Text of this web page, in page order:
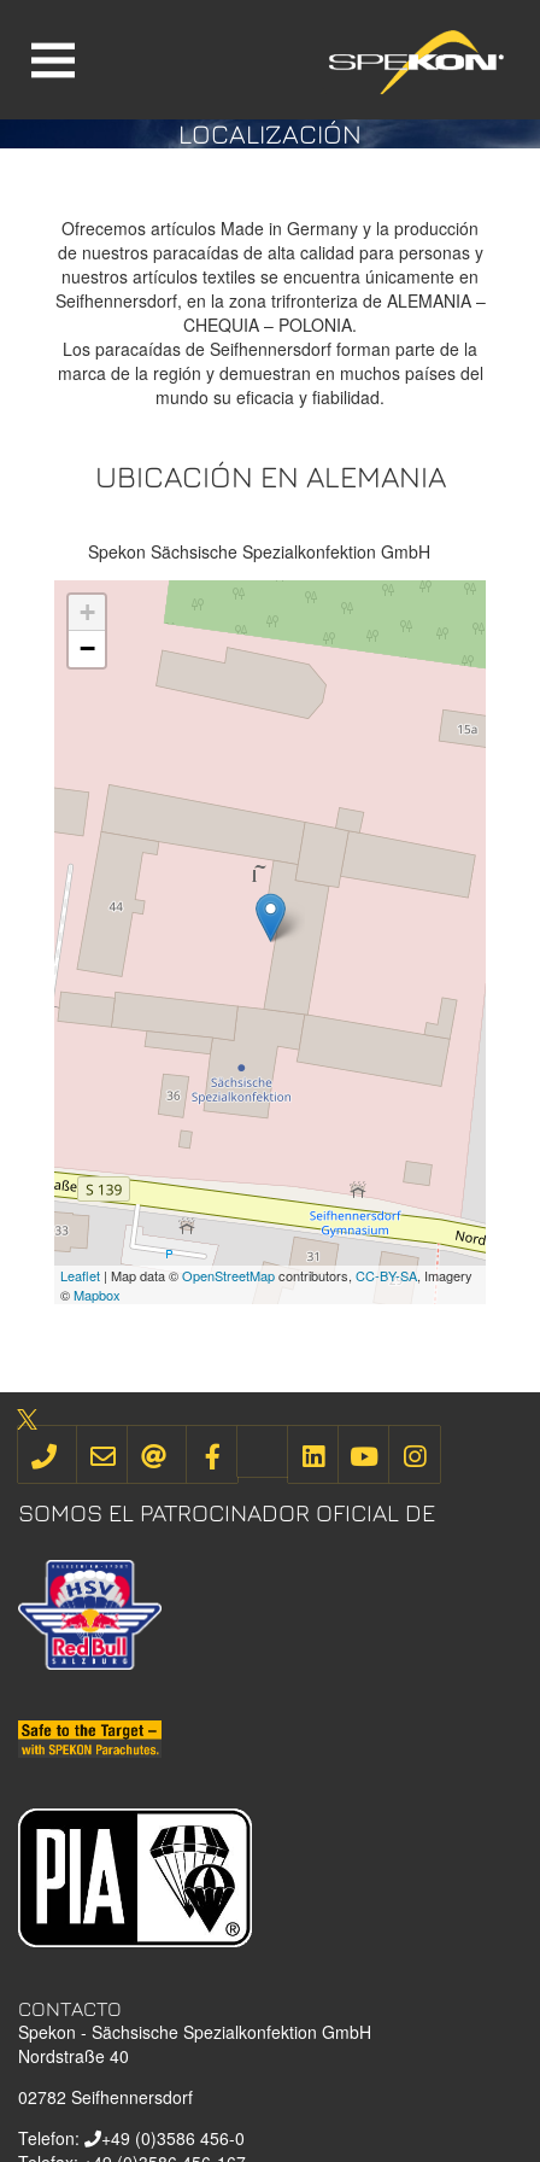
Jump directly to main navigation
Jump directly to contentLOCALIZACIÓN
Ofrecemos artículos Made in Germany y la producción
de nuestros paracaídas de alta calidad para personas y
nuestros artículos textiles se encuentra únicamente en
Seifhennersdorf, en la zona trifronteriza de ALEMANIA –
CHEQUIA – POLONIA.
Los paracaídas de Seifhennersdorf forman parte de la
marca de la región y demuestran en muchos países del
mundo su eficacia y fiabilidad.
UBICACIÓN EN ALEMANIA
Spekon Sächsische Spezialkonfektion GmbH
+
−
Leaflet | Map data ©OpenStreetMapcontributors, CC-BY-SA, Imagery
©Mapbox
SOMOS EL PATROCINADOR OFICIAL DE
CONTACTO
Spekon - Sächsische Spezialkonfektion GmbH
Nordstraße 40
02782 Seifhennersdorf
Telefon:
+49 (0)3586 456-0